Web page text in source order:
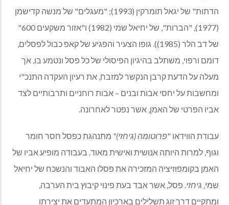
הדתות" של יגאל תומרקין (1993); "מעגלים" של מנשה קדישמן
(1977), "הברות", של יחיאל שמי (1982) ו"אזור משקעים 600"
של דב הלר (1985)). גופו הצעיר והפגיע של קאפ כבול לפסלים,
דומם ורפוי, משתלב בהיגיון הפיסולי של כל פסל ונטמע בו, אך
מעלה על הדעת קרבן הנקשר למזבח, את רעיון העקדה התנכ"י
ומחשבות על יחסי אבות ובנים – אבות רוחניים ותרבותיים לצד
אביו הפרטי של האמן, אשר נפטר לאחרונה.
עבודת הווידאו "פרוטומה (גיחזי)" מתנהגת כפסל חסר חומר
וגוף, למרות היותה אנושית ואישית מאוד. בעבודה מופיע אביו של
האמן בקומפוזיציה המזכירה את פסלו האבוד והנשכח של יחיאל
שמי, גיחזי. פסל, אשר אבד בעת פינוי קיבוץ בית הערבה,
ומתקיים דרך זוג תשלילים בארכיון המתעדים את יצירתו